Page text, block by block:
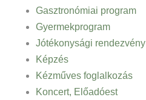
Gasztronómiai program
Gyermekprogram
Jótékonysági rendezvény
Képzés
Kézműves foglalkozás
Koncert, Előadóest